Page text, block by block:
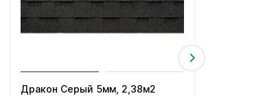
Дракон Серый 5мм, 2,38м2